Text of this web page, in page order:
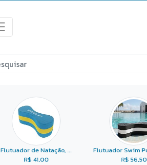
Flutuador de Natação, ...
R$ 41,00
Flutuador Swim
R$ 56,50